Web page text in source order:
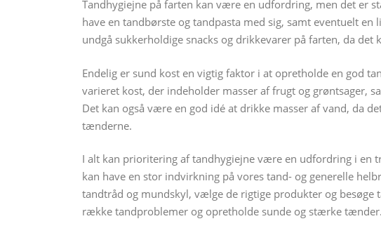
Tandhygiejne på farten kan være en udfordring, men det er
have en tandbørste og tandpasta med sig, samt eventuelt
undgå sukkerholdige snacks og drikkevarer på farten, da
Endelig er sund kost en vigtig faktor i at opretholde en god
varieret kost, der indeholder masser af frugt og grøntsager,
Det kan også være en god idé at drikke masser af vand, da
tænderne.
I alt kan prioritering af tandhygiejne være en udfordring i en
kan have en stor indvirkning på vores tand- og generelle
tandtråd og mundskyl, vælge de rigtige produkter og
række tandproblemer og opretholde sunde og stærke tænder.